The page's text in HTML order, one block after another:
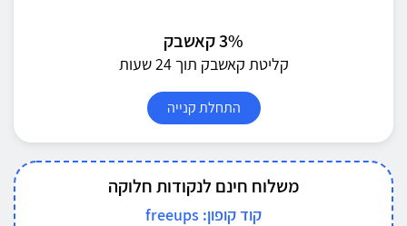
3% קאשבק
קליטת קאשבק תוך 24 שעות
התחלת קנייה
משלוח חינם לנקודות חלוקה
קוד קופון: freeups